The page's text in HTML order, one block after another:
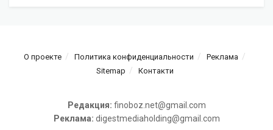
О проекте Политика конфиденциальности
Реклама
Sitemap
Контакти
Редакция: finoboz.net@gmail.com
Реклама: digestmediaholding@gmail.com